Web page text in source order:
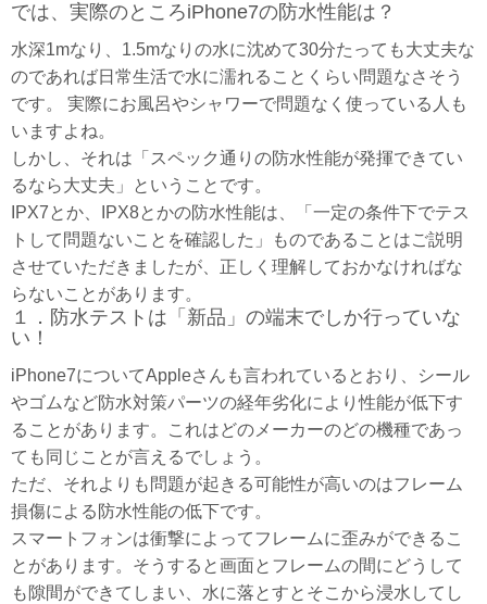
では、実際のところiPhone7の防水性能は？
水深1mなり、1.5mなりの水に沈めて30分たっても大丈夫な
のであれば日常生活で水に濡れることくらい問題なさそう
です。 実際にお風呂やシャワーで問題なく使っている人も
いますよね。
しかし、それは「スペック通りの防水性能が発揮できてい
るなら大丈夫」ということです。
IPX7とか、IPX8とかの防水性能は、「一定の条件下でテス
トして問題ないことを確認した」ものであることはご説明
させていただきましたが、正しく理解しておかなければな
らないことがあります。
１．防水テストは「新品」の端末でしか行っていな
い！
iPhone7についてAppleさんも言われているとおり、シール
やゴムなど防水対策パーツの経年劣化により性能が低下す
ることがあります。これはどのメーカーのどの機種であっ
ても同じことが言えるでしょう。
ただ、それよりも問題が起きる可能性が高いのはフレーム
損傷による防水性能の低下です。
スマートフォンは衝撃によってフレームに歪みができるこ
とがあります。そうすると画面とフレームの間にどうして
も隙間ができてしまい、水に落とすとそこから浸水してし